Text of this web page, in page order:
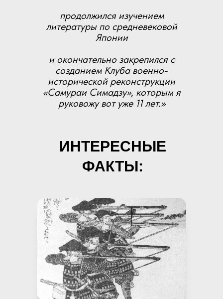
продолжился изучением
литературы по средневековой
Японии
и окончательно закрепился с
созданием Клуба военно-
исторической реконструкции
«Самураи Симадзу», которым я
руковожу вот уже 11 лет.»
ИНТЕРЕСНЫЕ
ФАКТЫ: